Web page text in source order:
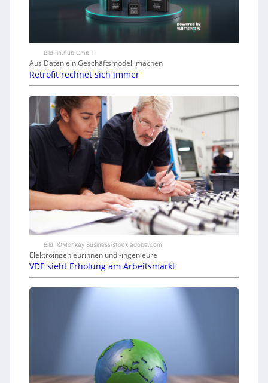
Bild: in.hub GmbH
Aus Daten ein Geschäftsmodell machen
Retrofit rechnet sich immer
Bild: ©Monkey Business/stock.adobe.com
Elektroingenieurinnen und -ingenieure
VDE sieht Erholung am Arbeitsmarkt